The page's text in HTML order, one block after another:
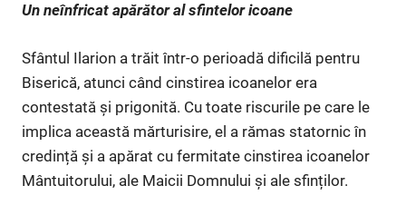
Un neînfricat apărător al sfintelor icoane
Sfântul Ilarion a trăit într-o perioadă dificilă pentru
Biserică, atunci când cinstirea icoanelor era
contestată și prigonită. Cu toate riscurile pe care le
implica această mărturisire, el a rămas statornic în
credință și a apărat cu fermitate cinstirea icoanelor
Mântuitorului, ale Maicii Domnului și ale sfinților.